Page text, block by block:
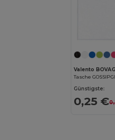
Valento
Tasche
Günstigste:
0,25 €